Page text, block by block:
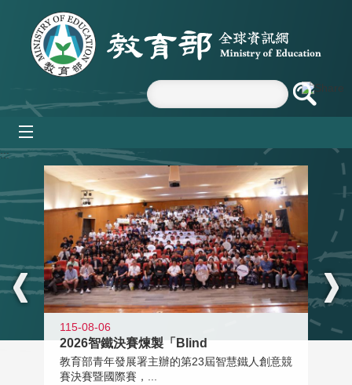
跳到主要內容區塊
:::
115-08-06
2026智鐵決賽煉製「Blind
教育部青年發展署主辦的第23屆智慧鐵人創意競
賽決賽暨國際賽，...